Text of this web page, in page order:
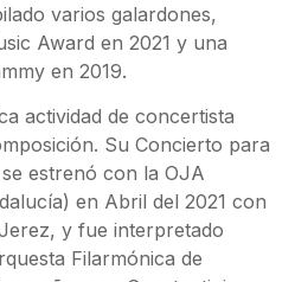
varios galardones,
Award en 2021 y una
en 2019.
actividad de concertista
Su Concierto para
estrenó con la OJA
en Abril del 2021 con
y fue interpretado
Filarmónica de